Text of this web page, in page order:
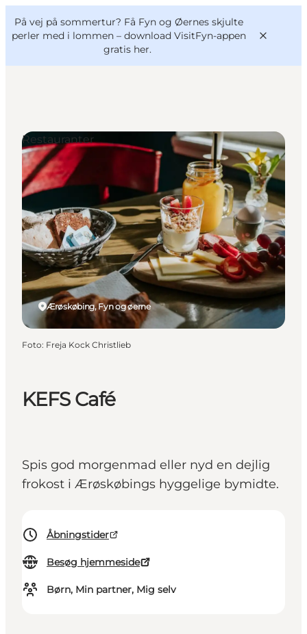
På vej på sommertur? Få Fyn og Øernes skjulte
perler med i lommen – download VisitFyn-appen
gratis her.
Oplevelser
Outdoor
Mad og drikke
Overnatning
Book lokale oplevelser
VisitFyn
Deutsch
KEFS Café
Spis god morgenmad eller nyd en dejlig
frokost i Ærøskøbings hyggelige bymidte.
Åbningstider
Besøg hjemmeside
Børn, Min partner, Mig selv
Ærøskøbing, Fyn og øerne
Restauranter
Foto: Freja Kock Christlieb